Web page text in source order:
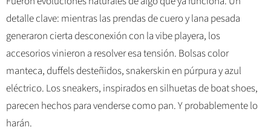
detalle clave: mientras las prendas de cuero y lana pesada
generaron cierta desconexión con la vibe playera, los
accesorios vinieron a resolver esa tensión. Bolsas color
manteca, duffels desteñidos, snakerskin en púrpura y azul
eléctrico. Los sneakers, inspirados en silhuetas de boat shoes,
parecen hechos para venderse como pan. Y probablemente lo
harán.